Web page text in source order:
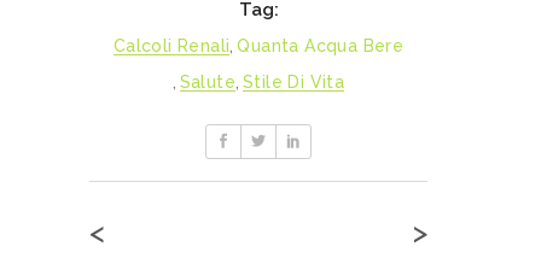
Tag:
Calcoli Renali, Quanta Acqua Bere
, Salute, Stile Di Vita
< >